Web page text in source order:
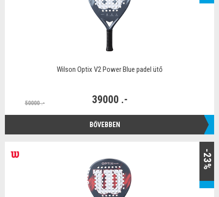
Wilson Optix V2 Power Blue padel ütő
50000 .- 39000 .-
BŐVEBBEN
-23%